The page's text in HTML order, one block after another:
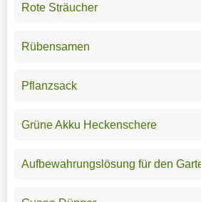
Rote Sträucher
Rübensamen
Pflanzsack
Grüne Akku Heckenschere
Aufbewahrungslösung für den